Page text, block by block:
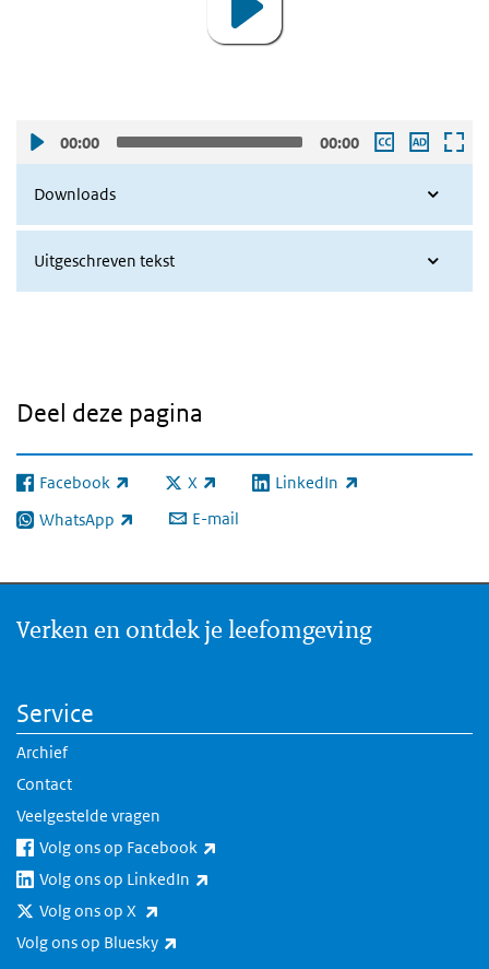
00:00 00:00
Downloads
Uitgeschreven tekst
Deel deze pagina
Facebook
(externe link) X
(externe link) LinkedIn
(externe link)
WhatsApp
(externe link) E-mail
Verken en ontdek je leefomgeving
Service
Archief
Contact
Veelgestelde vragen
Volg ons op Facebook
Volg ons op LinkedIn
Volg ons op X
Volg ons op Bluesky